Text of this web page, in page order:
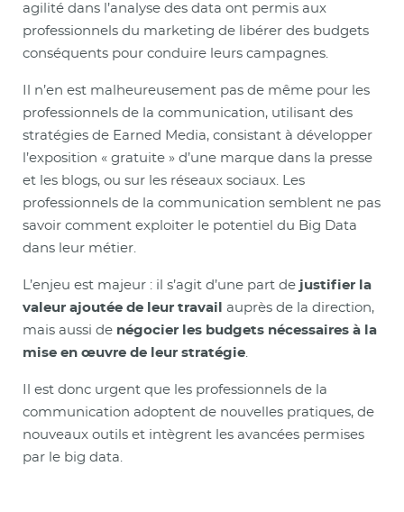
agilité dans l’analyse des data ont permis aux
professionnels du marketing de libérer des budgets
conséquents pour conduire leurs campagnes.
Il n’en est malheureusement pas de même pour les
professionnels de la communication, utilisant des
stratégies de Earned Media, consistant à développer
l’exposition « gratuite » d’une marque dans la presse
et les blogs, ou sur les réseaux sociaux. Les
professionnels de la communication semblent ne pas
savoir comment exploiter le potentiel du Big Data
dans leur métier.
L’enjeu est majeur : il s’agit d’une part de justifier la
valeur ajoutée de leur travail
auprès de la direction,
mais aussi de négocier les budgets nécessaires à la
mise en œuvre de leur stratégie
Il est donc urgent que les professionnels de la
communication adoptent de nouvelles pratiques, de
nouveaux outils et intègrent les avancées permises
par le big data.